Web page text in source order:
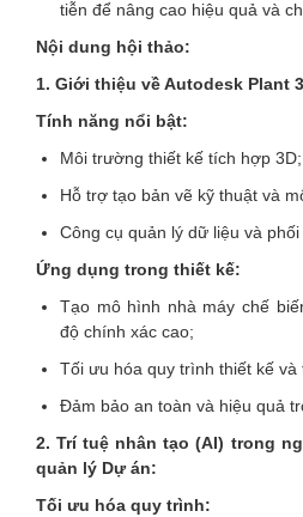
tiễn để nâng cao hiệu quả và
Nội dung hội thảo:
1. Giới thiệu về Autodesk Plant
Tính năng nổi bật:
Môi trường thiết kế tích hợp 3D;
Hỗ trợ tạo bản vẽ kỹ thuật và
Công cụ quản lý dữ liệu và
Ứng dụng trong thiết kế:
Tạo mô hình nhà máy chế
độ chính xác cao;
Tối ưu hóa quy trình thiết kế và
Đảm bảo an toàn và hiệu quả
2. Trí tuệ nhân tạo (AI) trong
quản lý Dự án:
Tối ưu hóa quy trình: